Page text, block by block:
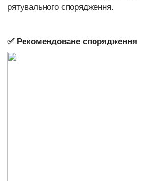
рятувального спорядження.
✅ Рекомендоване спорядження